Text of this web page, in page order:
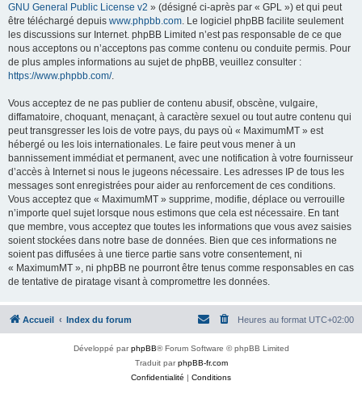
GNU General Public License v2 » (désigné ci-après par « GPL ») et qui peut
être téléchargé depuis www.phpbb.com. Le logiciel phpBB facilite seulement
les discussions sur Internet. phpBB Limited n’est pas responsable de ce que
nous acceptons ou n’acceptons pas comme contenu ou conduite permis. Pour
de plus amples informations au sujet de phpBB, veuillez consulter :
https://www.phpbb.com/.
Vous acceptez de ne pas publier de contenu abusif, obscène, vulgaire,
diffamatoire, choquant, menaçant, à caractère sexuel ou tout autre contenu qui
peut transgresser les lois de votre pays, du pays où « MaximumMT » est
hébergé ou les lois internationales. Le faire peut vous mener à un
bannissement immédiat et permanent, avec une notification à votre fournisseur
d’accès à Internet si nous le jugeons nécessaire. Les adresses IP de tous les
messages sont enregistrées pour aider au renforcement de ces conditions.
Vous acceptez que « MaximumMT » supprime, modifie, déplace ou verrouille
n’importe quel sujet lorsque nous estimons que cela est nécessaire. En tant
que membre, vous acceptez que toutes les informations que vous avez saisies
soient stockées dans notre base de données. Bien que ces informations ne
soient pas diffusées à une tierce partie sans votre consentement, ni
« MaximumMT », ni phpBB ne pourront être tenus comme responsables en cas
de tentative de piratage visant à compromettre les données.
Accueil Index du forum Heures au format UTC+02:00
Développé parphpBB® Forum Software © phpBB Limited
Traduit parphpBB-fr.com
Confidentialité | Conditions